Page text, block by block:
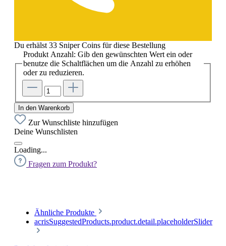
Du erhälst 33 Sniper Coins für diese Bestellung
Produkt Anzahl: Gib den gewünschten Wert ein oder
benutze die Schaltflächen um die Anzahl zu erhöhen
oder zu reduzieren.
In den Warenkorb
Zur Wunschliste hinzufügen
Deine Wunschlisten
Loading...
Fragen zum Produkt?
Ähnliche Produkte
acrisSuggestedProducts.product.detail.placeholderSlider